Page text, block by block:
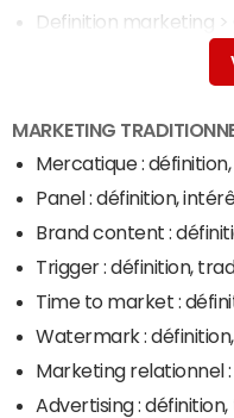
Definition marketing
Inbound marketing
MARKETING
Mercatique :
Panel : définition,
Brand content :
Trigger : définition,
Time to market :
Watermark :
Marketing relationnel
Advertising :